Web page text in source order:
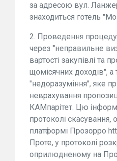
за адресою вул.
знаходиться готель
2. Проведення
через "неправильне
вартості закупівлі та
щомісячних доходів", а
"недоразуміння", яке
неврахування
КАМпарітет. Цю
протоколі скасування,
платформі Прозорро
Проте, у протоколі
оприлюдненому на